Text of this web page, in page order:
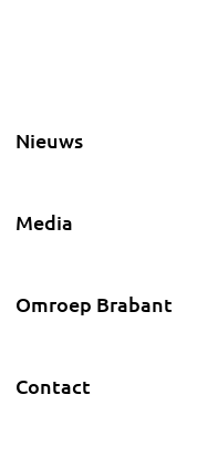
Nieuws
Media
Omroep Brabant
Contact